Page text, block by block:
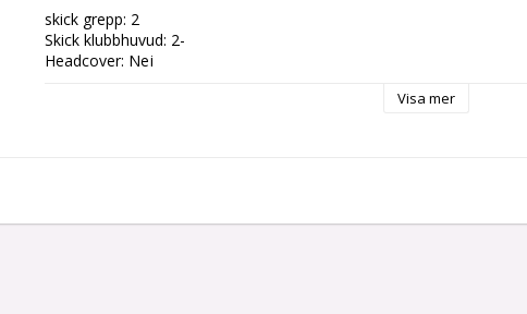
skick grepp: 2
Skick klubbhuvud: 2-
Headcover: Nej
Visa mer